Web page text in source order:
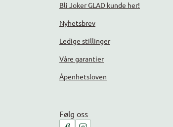
Bli Joker GLAD kunde her!
Nyhetsbrev
Ledige stillinger
Våre garantier
Åpenhetsloven
Følg oss